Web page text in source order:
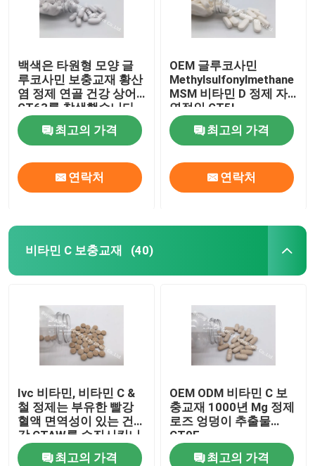
백색은 타원형 모양 글
루코사민 보충교재 황산
염 정제 연골 건강 상어
GT63를 착색했습니다
최고의 가격
연락처
OEM 글루코사민
Methylsulfonylmethane
MSM 비타민 D 정제 자
연적인 GT5L
최고의 가격
연락처
비타민 C 보충교재 (40)
Ivc 비타민, 비타민 C &
철 정제는 부유한 빨강
혈액 면역성이 있는 건
강 CTAW를 승진시킵니
다
최고의 가격
OEM ODM 비타민 C 보
충교재 1000년 Mg 정제
로즈 엉덩이 추출물
CT9F
최고의 가격